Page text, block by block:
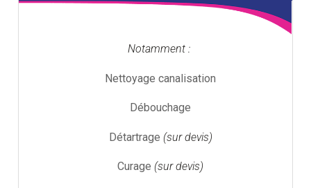
Notamment :
Nettoyage canalisation
Débouchage
Détartrage (sur devis)
Curage (sur devis)